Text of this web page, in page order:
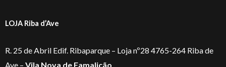
LOJA Riba d’Ave
R. 25 de Abril Edif. Ribaparque – Loja nº28 4765-264 Riba de
Ave – Vila Nova de Famalicão